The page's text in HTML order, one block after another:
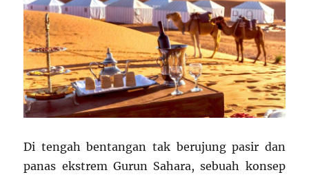
Di tengah bentangan tak berujung pasir dan
panas ekstrem Gurun Sahara, sebuah konsep